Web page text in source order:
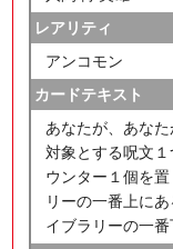
レアリティ
アンコモン
カードテキスト
あなたが、あな
対象とする呪文
ウンター１個を
リーの一番上に
イブラリーの一番